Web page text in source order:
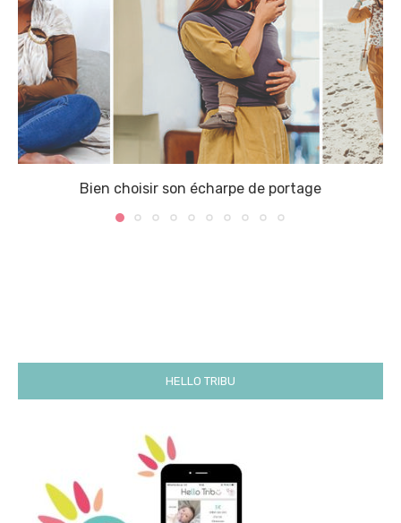
Bien choisir son écharpe de portage
HELLO TRIBU